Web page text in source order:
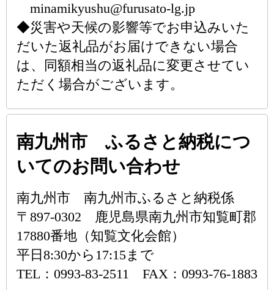
minamikyushu@furusato-lg.jp
◆災害や天候の影響等でお申込みいた
だいた返礼品がお届けできない場合
は、同額相当の返礼品に変更させてい
ただく場合がございます。
南九州市 ふるさと納税につ
いてのお問い合わせ
南九州市 南九州市ふるさと納税係
〒897-0302 鹿児島県南九州市知覧町郡
17880番地（知覧文化会館）
平日8:30から17:15まで
TEL：0993-83-2511 FAX：0993-76-1883